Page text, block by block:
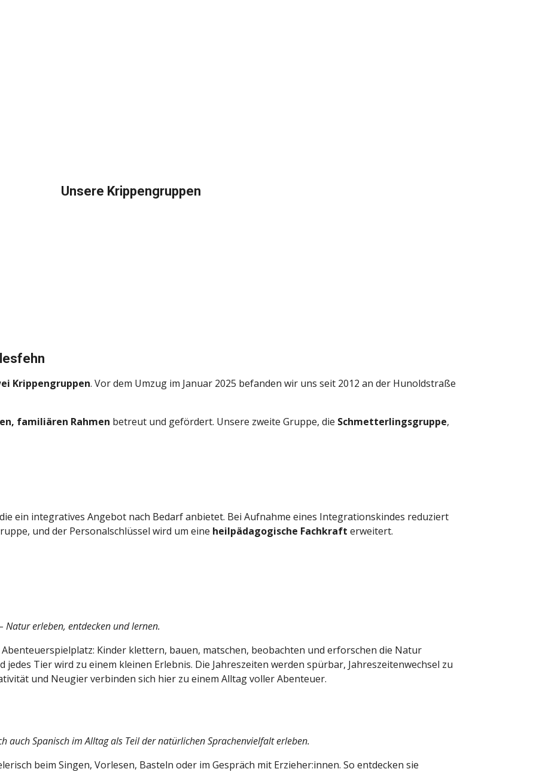
Unsere Krippengruppen
Krippengruppen. Vor dem Umzug im Januar 2025 befanden wir uns seit 2012 an der Hunoldstraße
familiären Rahmen betreut und gefördert. Unsere zweite Gruppe, die Schmetterlingsgruppe,
ein integratives Angebot nach Bedarf anbietet. Bei Aufnahme eines Integrationskindes reduziert
und der Personalschlüssel wird um eine heilpädagogische Fachkraft erweitert.
Natur erleben, entdecken und lernen.
Kinder klettern, bauen, matschen, beobachten und erforschen die Natur
Tier wird zu einem kleinen Erlebnis. Die Jahreszeiten werden spürbar, Jahreszeitenwechsel zu
und Neugier verbinden sich hier zu einem Alltag voller Abenteuer.
auch Spanisch im Alltag als Teil der natürlichen Sprachenvielfalt erleben.
beim Singen, Vorlesen, Basteln oder im Gespräch mit Erzieher:innen. So entdecken sie